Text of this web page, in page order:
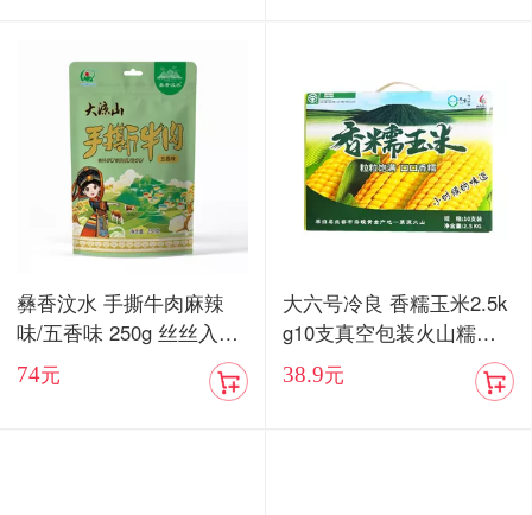
彝香汶水 手撕牛肉麻辣
味/五香味 250g 丝丝入味
入口化渣
74元
大六号冷良 香糯玉米2.5k
g10支真空包装火山糯玉
米
38.9元